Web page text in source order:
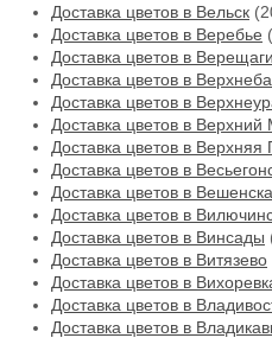
Доставка цветов в Вельск
Доставка цветов в Веребье
Доставка цветов в
Доставка цветов в
Доставка цветов в
Доставка цветов в
Доставка цветов в
Доставка цветов в
Доставка цветов в
Доставка цветов в
Доставка цветов в Винсады
Доставка цветов в Витязево
Доставка цветов в
Доставка цветов в
Доставка цветов в